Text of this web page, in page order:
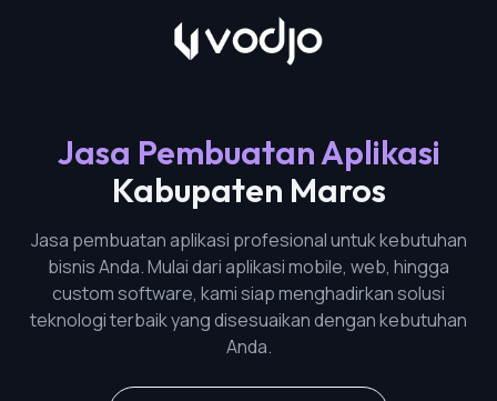
Jasa Pembuatan Aplikasi
Kabupaten Maros
Jasa pembuatan aplikasi profesional untuk kebutuhan
bisnis Anda. Mulai dari aplikasi mobile, web, hingga
custom software, kami siap menghadirkan solusi
teknologi terbaik yang disesuaikan dengan kebutuhan
Anda.